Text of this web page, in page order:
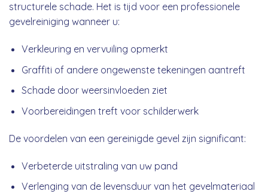
structurele schade. Het is tijd voor een professionele
gevelreiniging wanneer u:
Verkleuring en vervuiling opmerkt
Graffiti of andere ongewenste tekeningen aantreft
Schade door weersinvloeden ziet
Voorbereidingen treft voor schilderwerk
De voordelen van een gereinigde gevel zijn significant:
Verbeterde uitstraling van uw pand
Verlenging van de levensduur van het gevelmateriaal